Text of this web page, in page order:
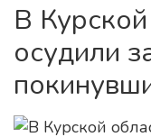
В
осудили